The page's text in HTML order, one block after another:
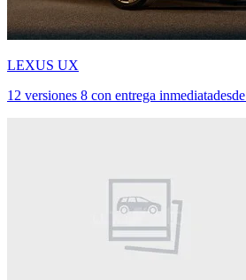
LEXUS UX
12 versiones 8 con entrega inmediatadesde